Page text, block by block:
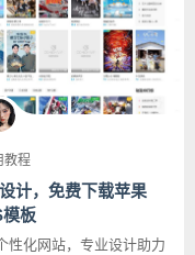
教程
计，免费下载苹果
板
性化网站，专业设计助力